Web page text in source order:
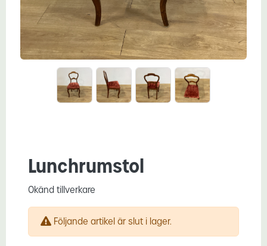
Lunchrumstol
Okänd tillverkare
Följande artikel är slut i lager.